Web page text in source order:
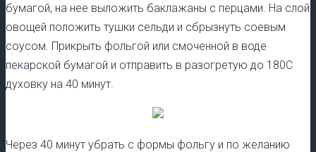
бумагой, на нее выложить баклажаны с перцами. На слой
овощей положить тушки сельди и сбрызнуть соевым
соусом. Прикрыть фольгой или смоченной в воде
пекарской бумагой и отправить в разогретую до 180С
духовку на 40 минут.
Через 40 минут убрать с формы фольгу и по желанию